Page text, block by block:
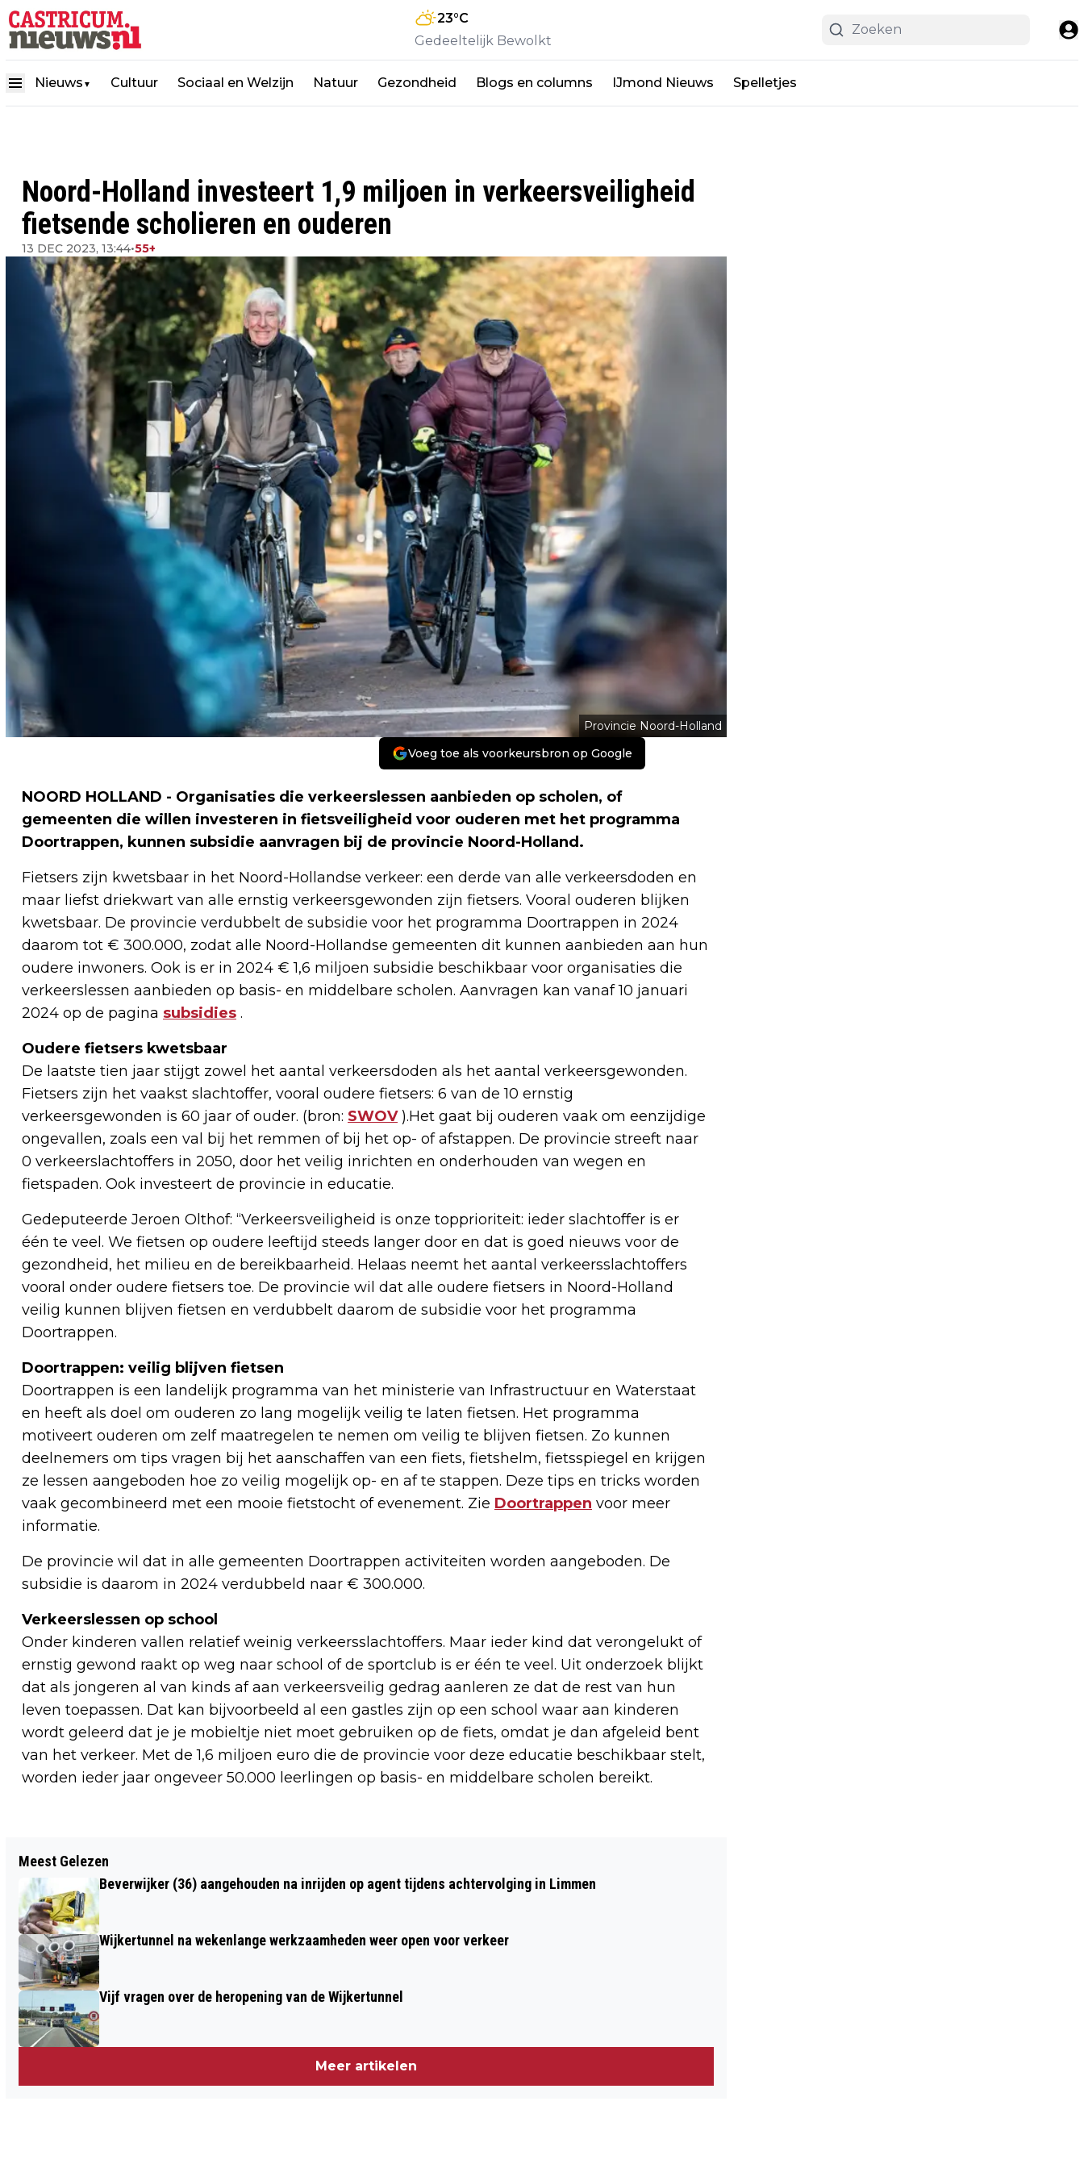
23°C
Gedeeltelijk Bewolkt
Nieuws ▼ Cultuur Sociaal en Welzijn Natuur Gezondheid Blogs en columns IJmond Nieuws Spelletjes
Noord-Holland investeert 1,9 miljoen in verkeersveiligheid
fietsende scholieren en ouderen
13 DEC 2023, 13:44•55+
Provincie Noord-Holland
Voeg toe als voorkeursbron op Google
NOORD HOLLAND - Organisaties die verkeerslessen aanbieden op scholen, of
gemeenten die willen investeren in fietsveiligheid voor ouderen met het programma
Doortrappen, kunnen subsidie aanvragen bij de provincie Noord-Holland.
Fietsers zijn kwetsbaar in het Noord-Hollandse verkeer: een derde van alle verkeersdoden en
maar liefst driekwart van alle ernstig verkeersgewonden zijn fietsers. Vooral ouderen blijken
kwetsbaar. De provincie verdubbelt de subsidie voor het programma Doortrappen in 2024
daarom tot € 300.000, zodat alle Noord-Hollandse gemeenten dit kunnen aanbieden aan hun
oudere inwoners. Ook is er in 2024 € 1,6 miljoen subsidie beschikbaar voor organisaties die
verkeerslessen aanbieden op basis- en middelbare scholen. Aanvragen kan vanaf 10 januari
2024 op de pagina subsidies .
Oudere fietsers kwetsbaar
De laatste tien jaar stijgt zowel het aantal verkeersdoden als het aantal verkeersgewonden.
Fietsers zijn het vaakst slachtoffer, vooral oudere fietsers: 6 van de 10 ernstig
verkeersgewonden is 60 jaar of ouder. (bron: SWOV).Het gaat bij ouderen vaak om eenzijdige
ongevallen, zoals een val bij het remmen of bij het op- of afstappen. De provincie streeft naar
0 verkeerslachtoffers in 2050, door het veilig inrichten en onderhouden van wegen en
fietspaden. Ook investeert de provincie in educatie.
Gedeputeerde Jeroen Olthof: “Verkeersveiligheid is onze topprioriteit: ieder slachtoffer is er
één te veel. We fietsen op oudere leeftijd steeds langer door en dat is goed nieuws voor de
gezondheid, het milieu en de bereikbaarheid. Helaas neemt het aantal verkeersslachtoffers
vooral onder oudere fietsers toe. De provincie wil dat alle oudere fietsers in Noord-Holland
veilig kunnen blijven fietsen en verdubbelt daarom de subsidie voor het programma
Doortrappen.
Doortrappen: veilig blijven fietsen
Doortrappen is een landelijk programma van het ministerie van Infrastructuur en Waterstaat
en heeft als doel om ouderen zo lang mogelijk veilig te laten fietsen. Het programma
motiveert ouderen om zelf maatregelen te nemen om veilig te blijven fietsen. Zo kunnen
deelnemers om tips vragen bij het aanschaffen van een fiets, fietshelm, fietsspiegel en krijgen
ze lessen aangeboden hoe zo veilig mogelijk op- en af te stappen. Deze tips en tricks worden
vaak gecombineerd met een mooie fietstocht of evenement. Zie Doortrappen voor meer
informatie.
De provincie wil dat in alle gemeenten Doortrappen activiteiten worden aangeboden. De
subsidie is daarom in 2024 verdubbeld naar € 300.000.
Verkeerslessen op school
Onder kinderen vallen relatief weinig verkeersslachtoffers. Maar ieder kind dat verongelukt of
ernstig gewond raakt op weg naar school of de sportclub is er één te veel. Uit onderzoek blijkt
dat als jongeren al van kinds af aan verkeersveilig gedrag aanleren ze dat de rest van hun
leven toepassen. Dat kan bijvoorbeeld al een gastles zijn op een school waar aan kinderen
wordt geleerd dat je je mobieltje niet moet gebruiken op de fiets, omdat je dan afgeleid bent
van het verkeer. Met de 1,6 miljoen euro die de provincie voor deze educatie beschikbaar stelt,
worden ieder jaar ongeveer 50.000 leerlingen op basis- en middelbare scholen bereikt.
PFAS AANGETROFFEN IN ZEESCHUIM
LANGS NEDERLANDSE KUST
LERHRERZIMMER ’ BIJ FILMHUIS
Meest Gelezen
Beverwijker (36) aangehouden na inrijden op agent tijdens achtervolging in Limmen
Wijkertunnel na wekenlange werkzaamheden weer open voor verkeer
Vijf vragen over de heropening van de Wijkertunnel
Meer artikelen